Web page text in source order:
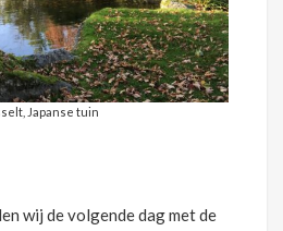
Japanse tuin
wij de volgende dag met de